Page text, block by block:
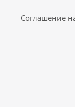
Соглашение